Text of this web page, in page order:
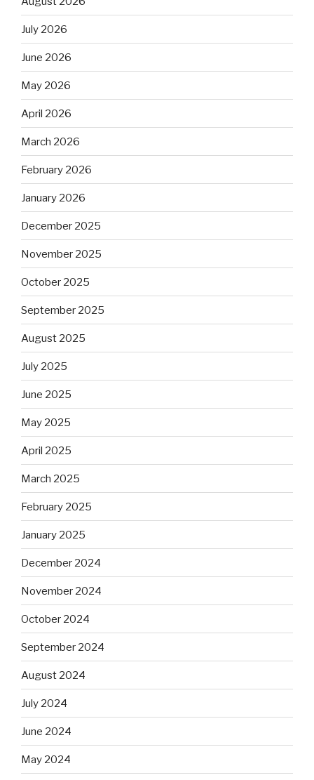
July 2026
June 2026
May 2026
April 2026
March 2026
February 2026
January 2026
December 2025
November 2025
October 2025
September 2025
August 2025
July 2025
June 2025
May 2025
April 2025
March 2025
February 2025
January 2025
December 2024
November 2024
October 2024
September 2024
August 2024
July 2024
June 2024
May 2024